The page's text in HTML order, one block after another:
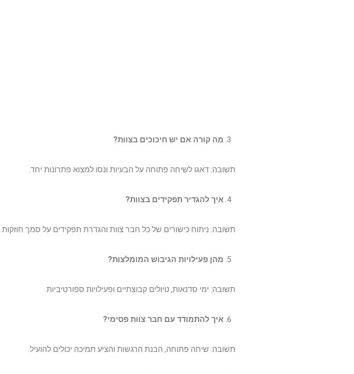
מה קורה אם יש חיכוכים בצוות?
תשובה: דאגו לשיחה פתוחה על הבעיות ונסו למצוא פתרונות יחד.
איך להגדיר תפקידים בצוות?
תשובה: ניתוח כישורים של כל חבר צוות והגדרת תפקידים על סמך חוזקות.
מהן פעילויות הגיבוש המומלצות?
תשובה: ימי סדנאות, טיולים קבוצתיים ופעילויות ספורטיביות.
איך להתמודד עם חבר צוות פסימי?
תשובה: שיחה פתוחה, הבנת הרגשות והציע תמיכה יכולים להועיל.